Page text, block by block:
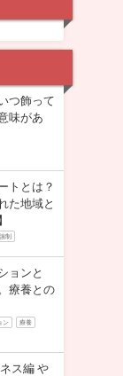
つ飾って
味があ
トとは？
た地域と
強制
ョンと
療養との
ン 療養
ス編 や